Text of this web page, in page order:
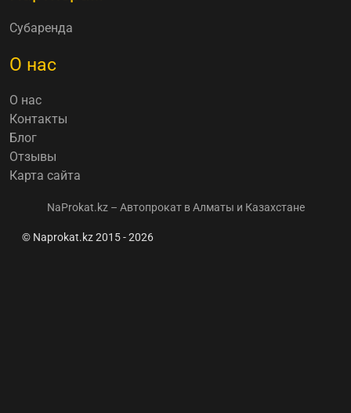
Субаренда
О нас
О нас
Контакты
Блог
Отзывы
Карта сайта
NaProkat.kz – Автопрокат в Алматы и Казахстане
© Naprokat.kz 2015 - 2026